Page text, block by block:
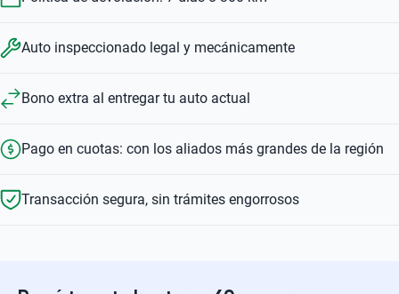
Auto inspeccionado legal y mecánicamente
Bono extra al entregar tu auto actual
Pago en cuotas: con los aliados más grandes de la región
Transacción segura, sin trámites engorrosos